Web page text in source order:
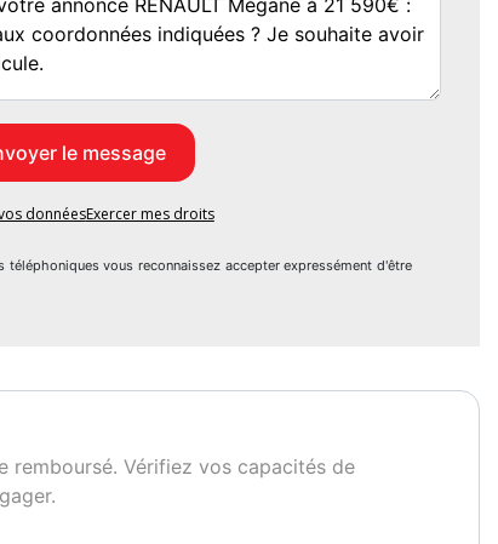
km/h 30
en dessous de 50 km/h - 30 mph
donnéesExercer mes droits
vous reconnaissez accepter expressément d'être
remboursé. Vérifiez vos capacités de